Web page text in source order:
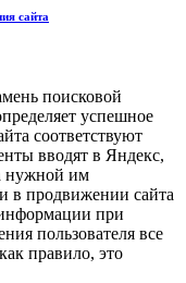
сайта
поисковой
успешное
соответствуют
вводят в Яндекс,
нужной им
в продвижении сайта
при
пользователя все
правило, это